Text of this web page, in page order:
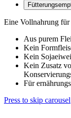
Eine Vollnahrung für
Aus purem
Kein
Kein
Kein Zusatz
Für
Press to skip carousel